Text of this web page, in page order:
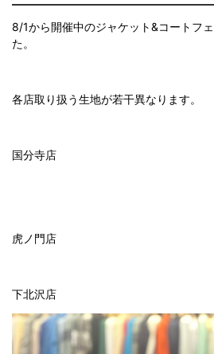
8/1から開催中のジャケット&コートフ
た。
各店取り扱う生地が若干異なります。
国分寺店
虎ノ門店
下北沢店